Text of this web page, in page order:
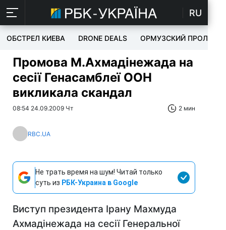
RU
ОБСТРЕЛ КИЕВА DRONE DEALS ОРМУЗСКИЙ ПРОЛИВ
Промова М.Ахмадінежада на
сесії Генасамблеї ООН
викликала скандал
08:54 24.09.2009 Чт 2 мин
RBC.UA
Не трать время на шум! Читай только
суть из РБК-Украина в Google
Виступ президента Ірану Махмуда
Ахмадінежада на сесії Генеральної